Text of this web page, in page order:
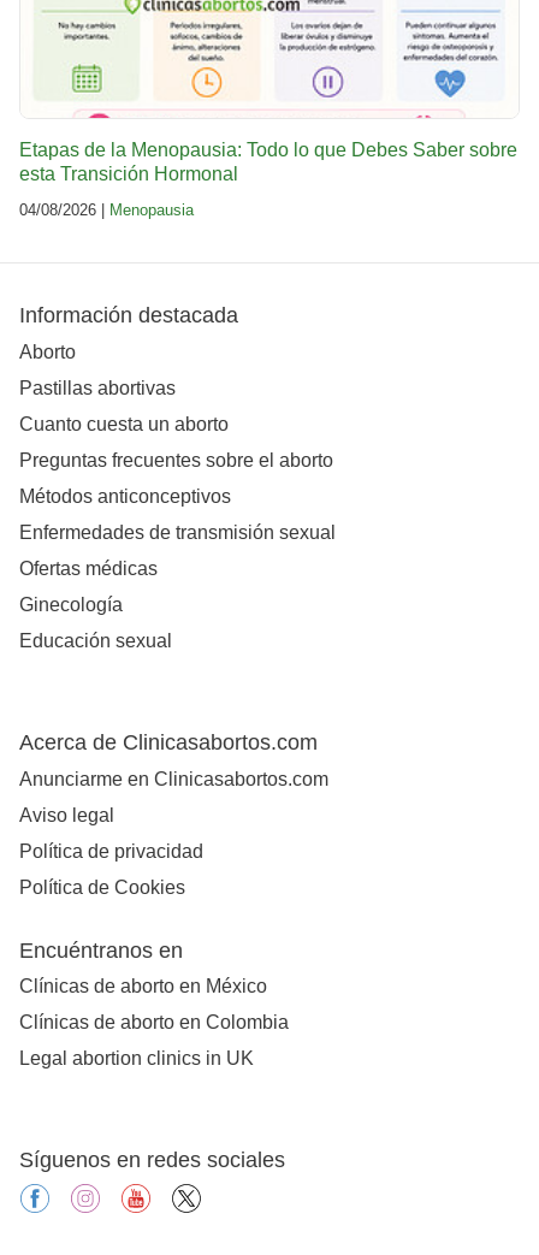
Etapas de la Menopausia: Todo lo que Debes Saber sobre
esta Transición Hormonal
04/08/2026 | Menopausia
Información destacada
Aborto
Pastillas abortivas
Cuanto cuesta un aborto
Preguntas frecuentes sobre el aborto
Métodos anticonceptivos
Enfermedades de transmisión sexual
Ofertas médicas
Ginecología
Educación sexual
Acerca de Clinicasabortos.com
Anunciarme en Clinicasabortos.com
Aviso legal
Política de privacidad
Política de Cookies
Encuéntranos en
Clínicas de aborto en México
Clínicas de aborto en Colombia
Legal abortion clinics in UK
Síguenos en redes sociales
facebookinstagramyoutube